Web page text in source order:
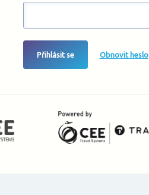
Přihlásit se Obnovit heslo